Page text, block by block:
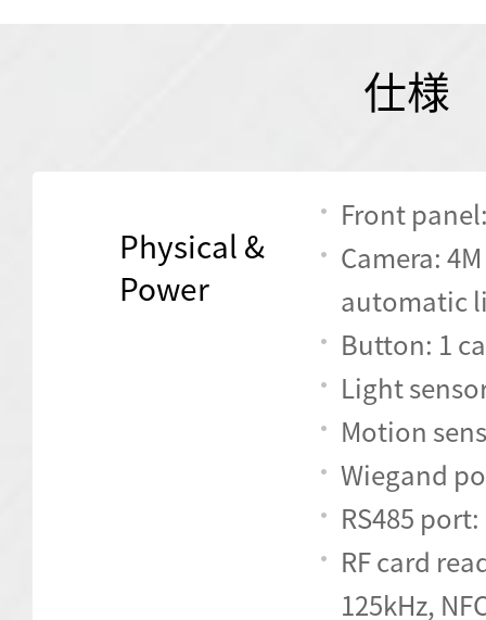
仕様
Physical &
Power
Front
Camera:
automatic
Button: 1
Light
Motion
Wiegand
RS485
RF card
125kHz,